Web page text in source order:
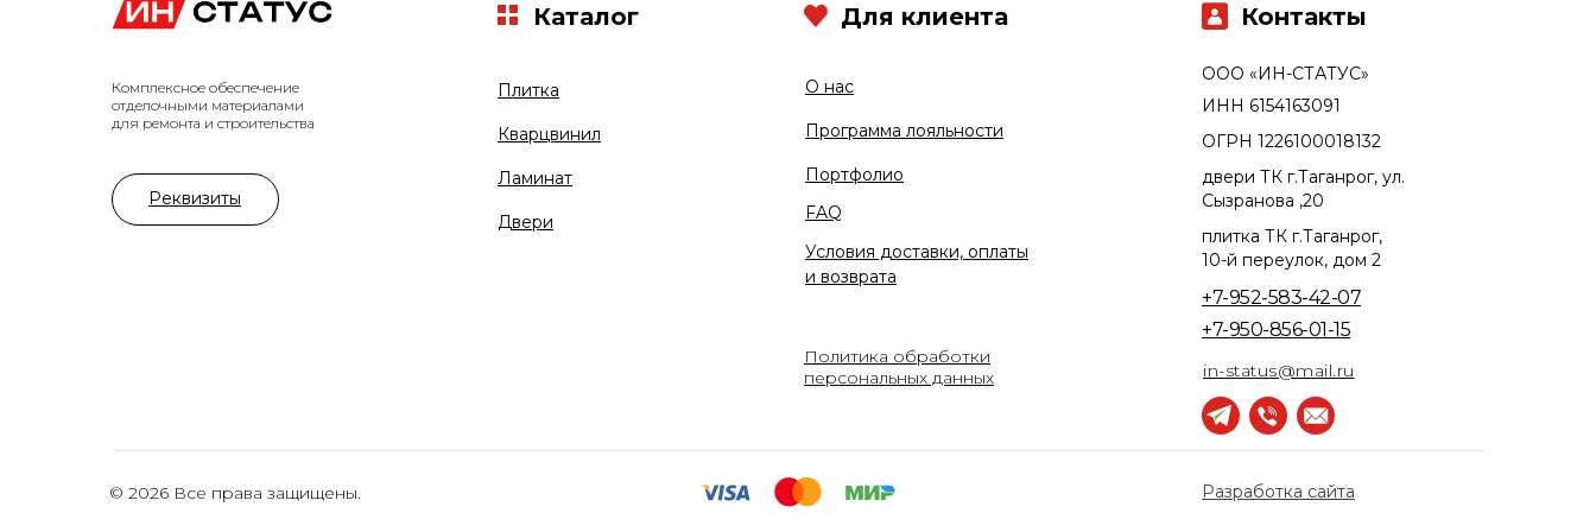
© 2026 Все права защищены.
Политика обработки
персональных данных
Комплексное обеспечение
отделочными материалами
для ремонта и строительства
Плитка
Кварцвинил
+7-950-856-01-15
+7-952-583-42-07
О нас
Ламинат
Программа лояльности
Двери
Портфолио
ООО «ИН-СТАТУС»
плитка ТК г.Таганрог,
10-й переулок, дом 2
двери ТК г.Таганрог, ул.
Сызранова ,20
ОГРН 1226100018132
ИНН 6154163091
Разработка сайта
Условия доставки, оплаты
и возврата
FAQ
Каталог
in-status@mail.ru
Контакты
Для клиента
Реквизиты